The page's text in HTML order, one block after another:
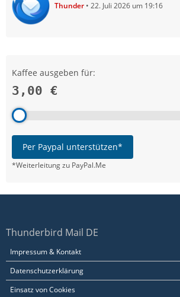
Thunder 22. Juli 2026 um 19:16
Kaffee ausgeben für:
3,00 €
Per Paypal unterstützen*
*Weiterleitung zu PayPal.Me
Thunderbird Mail DE
Impressum & Kontakt
Datenschutzerklärung
Einsatz von Cookies